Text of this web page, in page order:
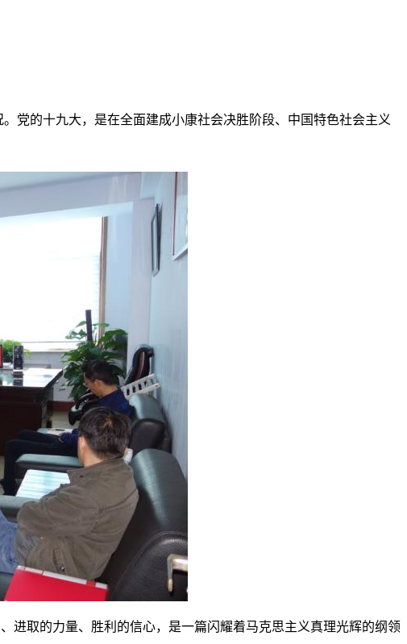
党的十九大，是在全面建成小康社会决胜阶段、中国特色社会主义
进取的力量、胜利的信心，是一篇闪耀着马克思主义真理光辉的纲领